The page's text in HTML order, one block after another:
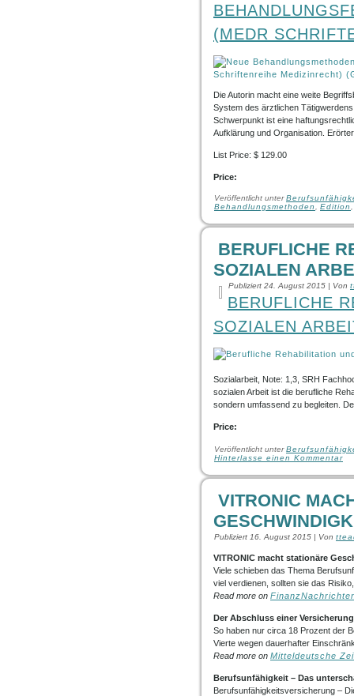
(MEDR
Die Autorin macht eine weite
System des ärztlichen
Schwerpunkt ist eine
Aufklärung und Organisation.
List Price: $ 129.00
Price:
Veröffentlicht unter
Behandlungsmethoden
Edition
BERUFLICHE
SOZIALEN
Publiziert 24. August 2015 | Von
BERUFLICHE
SOZIALEN
Sozialarbeit, Note: 1,3, SRH
sozialen Arbeit ist die berufliche
sondern umfassend zu begleiten.
Price:
Veröffentlicht unter
Hinterlasse einen Kommentar
VITRONIC
Publiziert 16. August 2015 | Von
VITRONIC macht stationäre
Viele schieben das Thema
viel verdienen, sollten sie das
Read more on
Der Abschluss einer
So haben nur circa 18 Prozent der
Vierte wegen dauerhafter
Read more on Mitteldeutsche
Berufsunfähigkeit – Das
Berufsunfähigkeitsversicherung –